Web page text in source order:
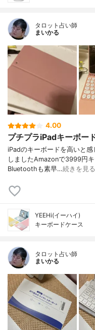
タロット占い師
まいかる
4.00
プチプラiPadキーボー
iPadのキーボードを高いと
しましたAmazonで3999円
Bluetoothも素早…続きを見る
YEEHi(イーハイ)
キーボードケース
タロット占い師
まいかる